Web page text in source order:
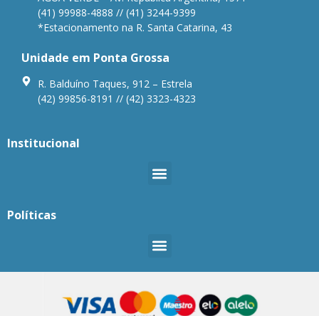
(41) 99988-4888 // (41) 3244-9399
*Estacionamento na R. Santa Catarina, 43
Unidade em Ponta Grossa
R. Balduíno Taques, 912 – Estrela
(42) 99856-8191 // (42) 3323-4323
Institucional
Políticas